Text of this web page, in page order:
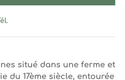
situé dans une ferme et
du 17ème siècle, entourée